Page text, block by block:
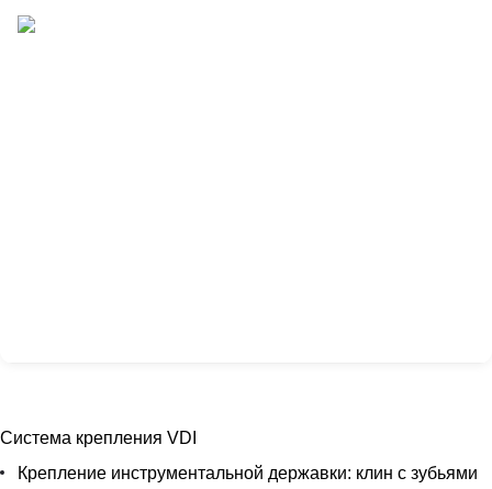
Система крепления VDI
Крепление инструментальной державки: клин с зубьями